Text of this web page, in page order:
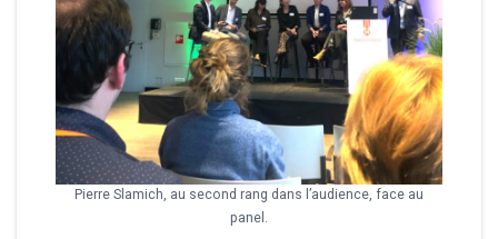
Pierre Slamich, au second rang dans l’audience, face au
panel.